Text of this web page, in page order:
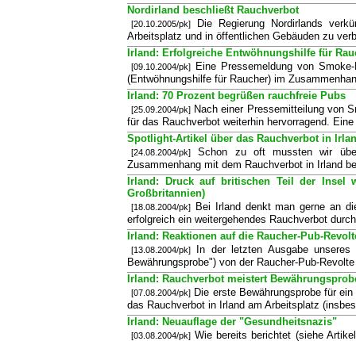
Nordirland beschließt Rauchverbot
[20.10.2005/pk]
Die Regierung Nordirlands
Arbeitsplatz und in öffentlichen Gebäuden zu
Irland: Erfolgreiche Entwöhnungshilfe für
[09.10.2004/pk] Eine Pressemeldung von
(Entwöhnungshilfe für Raucher) im
Irland: 70 Prozent begrüßen rauchfreie Pubs
[25.09.2004/pk] Nach einer Pressemitteilung von
für das Rauchverbot weiterhin hervorragend.
Spotlight-Artikel über das Rauchverbot in
[24.08.2004/pk]
Schon zu oft mussten wir
Zusammenhang mit dem Rauchverbot in Irland
Irland: Druck auf britischen Teil der Insel
Großbritannien)
[18.08.2004/pk] Bei Irland denkt man gerne an
erfolgreich ein weitergehendes Rauchverbot
Irland: Reaktionen auf die Raucher-Pub-
[13.08.2004/pk]
In der letzten Ausgabe unseres
Bewährungsprobe") von der Raucher-Pub-
Irland: Rauchverbot meistert
[07.08.2004/pk] Die erste Bewährungsprobe für
das Rauchverbot in Irland am Arbeitsplatz
Irland: Neuauflage der "Gesundheitsnazis"
[03.08.2004/pk] Wie bereits berichtet (siehe